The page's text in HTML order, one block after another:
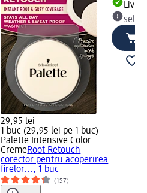
29,95 lei
1 buc (29,95 lei pe 1 buc)
Palette Intensive Color
CremeRoot Retouch
corector pentru acoperirea
firelor..., 1 buc
(157)